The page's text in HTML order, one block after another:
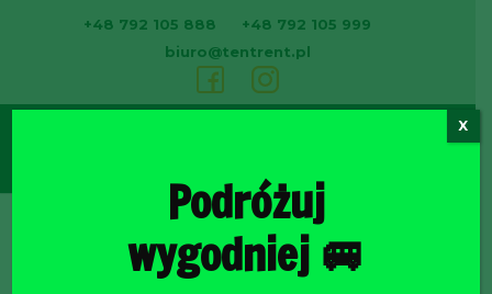
+48 792 105 888
+48 792 105 999
biuro@tentrent.pl
Podróżuj
wygodniej 🚐
X